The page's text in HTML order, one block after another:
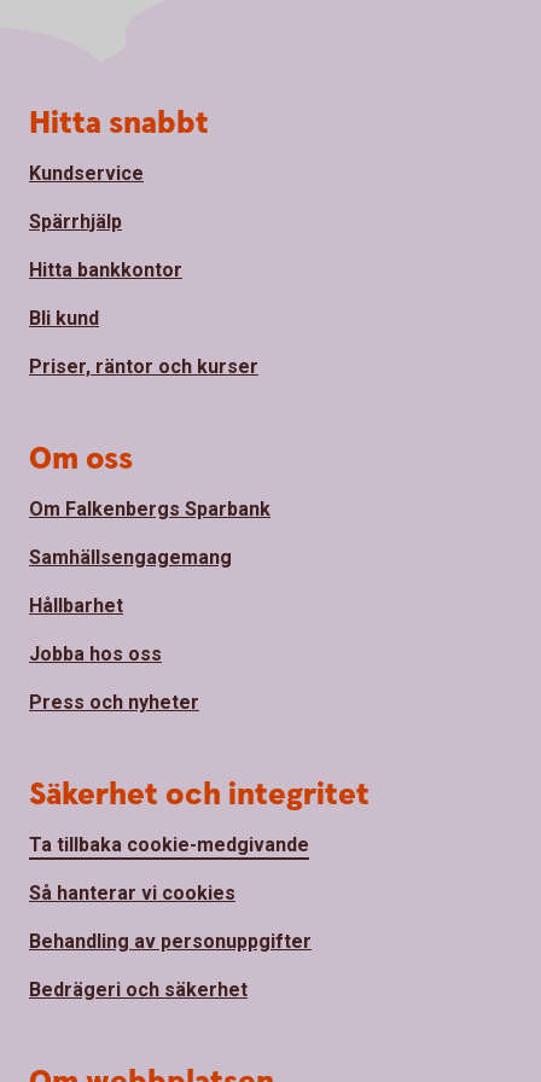
Sidfot
Hitta snabbt
Kundservice
Spärrhjälp
Hitta bankkontor
Bli kund
Priser, räntor och kurser
Om oss
Om Falkenbergs Sparbank
Samhällsengagemang
Hållbarhet
Jobba hos oss
Press och nyheter
Säkerhet och integritet
Ta tillbaka cookie-medgivande
Så hanterar vi cookies
Behandling av personuppgifter
Bedrägeri och säkerhet